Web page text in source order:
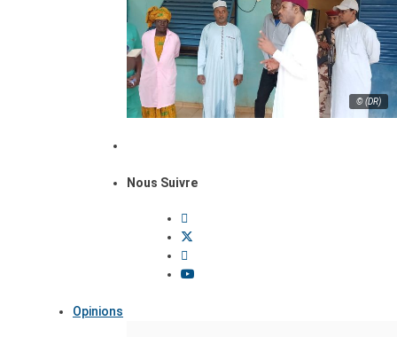
© (DR)
Nous Suivre
Opinions